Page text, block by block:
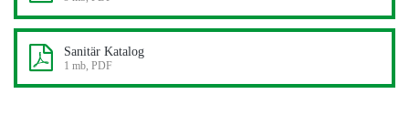
Sanitär Katalog
1 mb, PDF